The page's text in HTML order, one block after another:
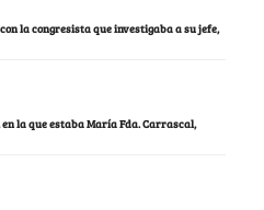
la congresista que investigaba a su jefe,
la que estaba María Fda. Carrascal,